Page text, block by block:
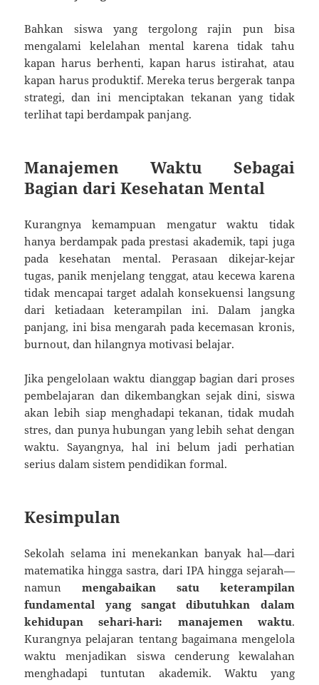
Bahkan siswa yang tergolong rajin pun bisa
mengalami kelelahan mental karena tidak tahu
kapan harus berhenti, kapan harus istirahat, atau
kapan harus produktif. Mereka terus bergerak tanpa
strategi, dan ini menciptakan tekanan yang tidak
terlihat tapi berdampak panjang.
Manajemen Waktu Sebagai
Bagian dari Kesehatan Mental
Kurangnya kemampuan mengatur waktu tidak
hanya berdampak pada prestasi akademik, tapi juga
pada kesehatan mental. Perasaan dikejar-kejar
tugas, panik menjelang tenggat, atau kecewa karena
tidak mencapai target adalah konsekuensi langsung
dari ketiadaan keterampilan ini. Dalam jangka
panjang, ini bisa mengarah pada kecemasan kronis,
burnout, dan hilangnya motivasi belajar.
Jika pengelolaan waktu dianggap bagian dari proses
pembelajaran dan dikembangkan sejak dini, siswa
akan lebih siap menghadapi tekanan, tidak mudah
stres, dan punya hubungan yang lebih sehat dengan
waktu. Sayangnya, hal ini belum jadi perhatian
serius dalam sistem pendidikan formal.
Kesimpulan
Sekolah selama ini menekankan banyak hal—dari
matematika hingga sastra, dari IPA hingga sejarah—
namunmengabaikan satu keterampilan
fundamental yang sangat dibutuhkan dalam
kehidupan sehari-hari: manajemen waktu.
Kurangnya pelajaran tentang bagaimana mengelola
waktu menjadikan siswa cenderung kewalahan
menghadapi tuntutan akademik. Waktu yang